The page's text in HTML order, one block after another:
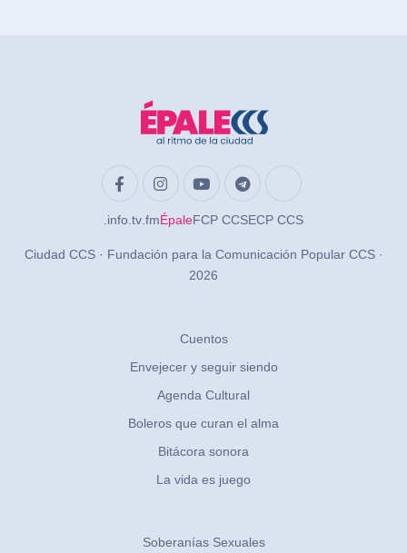
.info .tv .fmÉpaleFCP CCSECP CCS
Ciudad CCS · Fundación para la Comunicación Popular CCS ·
2026
Cuentos
Envejecer y seguir siendo
Agenda Cultural
Boleros que curan el alma
Bitácora sonora
La vida es juego
Soberanías Sexuales